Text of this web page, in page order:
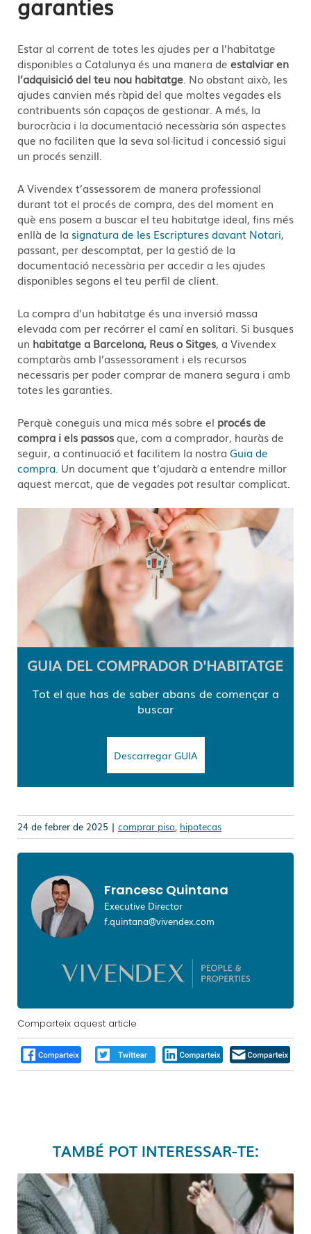
Estar al corrent de totes les ajudes per a l’habitatge
disponibles a Catalunya és una manera de estalviar en
l’adquisició del teu nou habitatge . No obstant això, les
ajudes canvien més ràpid del que moltes vegades els
contribuents són capaços de gestionar. A més, la
burocràcia i la documentació necessària són aspectes
que no faciliten que la seva sol·licitud i concessió sigui
un procés senzill.
A Vivendex t’assessorem de manera professional
durant tot el procés de compra, des del moment en
què ens posem a buscar el teu habitatge ideal, fins més
enllà de la signatura de les Escriptures davant Notari,
passant, per descomptat, per la gestió de la
documentació necessària per accedir a les ajudes
disponibles segons el teu perfil de client.
La compra d’un habitatge és una inversió massa
elevada com per recórrer el camí en solitari. Si busques
un habitatge a Barcelona, Reus o Sitges, a Vivendex
comptaràs amb l’assessorament i els recursos
necessaris per poder comprar de manera segura i amb
totes les garanties.
Perquè coneguis una mica més sobre el procés de
compra i els passosque, com a comprador, hauràs de
seguir, a continuació et facilitem la nostra Guia de
compra . Un document que t’ajudarà a entendre millor
aquest mercat, que de vegades pot resultar complicat.
GUIA DEL COMPRADOR D'HABITATGE
Tot el que has de saber abans de començar a
buscar
Descarregar GUIA
24 de febrer de 2025 | comprar piso hipotecas
Francesc Quintana
Executive Director
f.quintana@vivendex.com
Comparteix aquest article
TAMBÉ POT INTERESSAR-TE: